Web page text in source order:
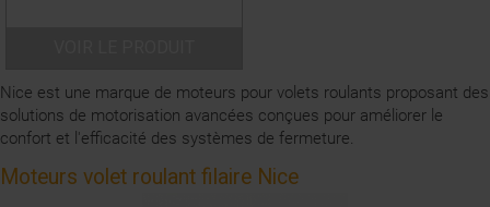
Nice est une marque de moteurs pour volets roulants proposant des
solutions de motorisation avancées conçues pour améliorer le
confort et l'efficacité des systèmes de fermeture.
Moteurs volet roulant filaire Nice